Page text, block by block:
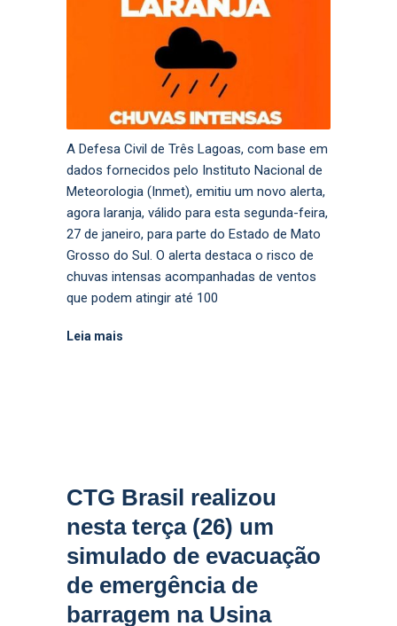
A Defesa Civil de Três Lagoas, com base em
dados fornecidos pelo Instituto Nacional de
Meteorologia (Inmet), emitiu um novo alerta,
agora laranja, válido para esta segunda-feira,
27 de janeiro, para parte do Estado de Mato
Grosso do Sul. O alerta destaca o risco de
chuvas intensas acompanhadas de ventos
que podem atingir até 100
Leia mais
CTG Brasil realizou
nesta terça (26) um
simulado de evacuação
de emergência de
barragem na Usina